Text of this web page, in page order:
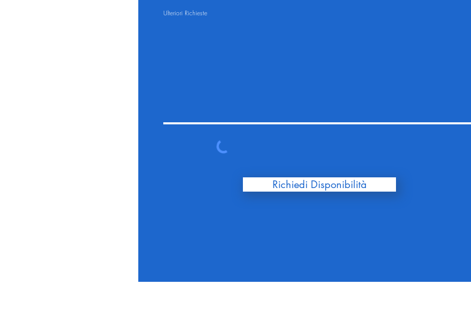
Ulteriori Richieste
Richiedi Disponibilità